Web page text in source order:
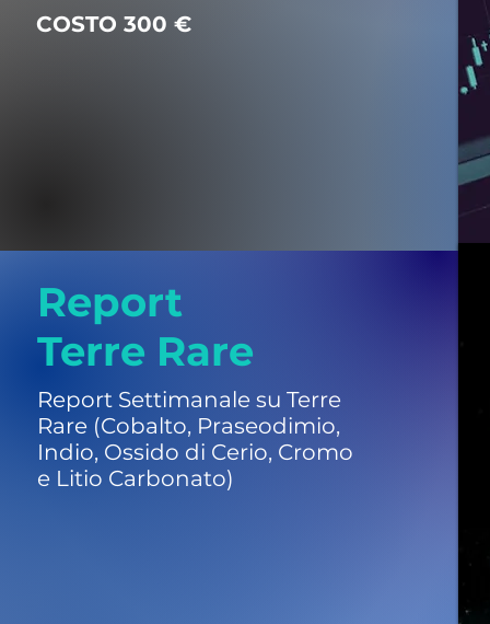
COSTO 300 €
Report
Terre Rare
Report Settimanale su Terre
Rare (Cobalto, Praseodimio,
Indio, Ossido di Cerio, Cromo
e Litio Carbonato)